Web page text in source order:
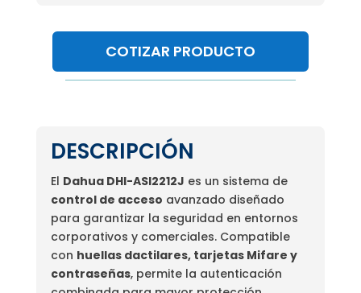
COTIZAR PRODUCTO
DESCRIPCIÓN
El Dahua DHI-ASI2212J es un sistema de
control de acceso avanzado diseñado
para garantizar la seguridad en entornos
corporativos y comerciales. Compatible
con huellas dactilares, tarjetas Mifare y
contraseñas, permite la autenticación